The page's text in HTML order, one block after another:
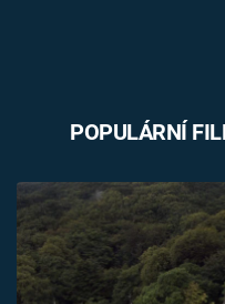
POPULÁRNÍ